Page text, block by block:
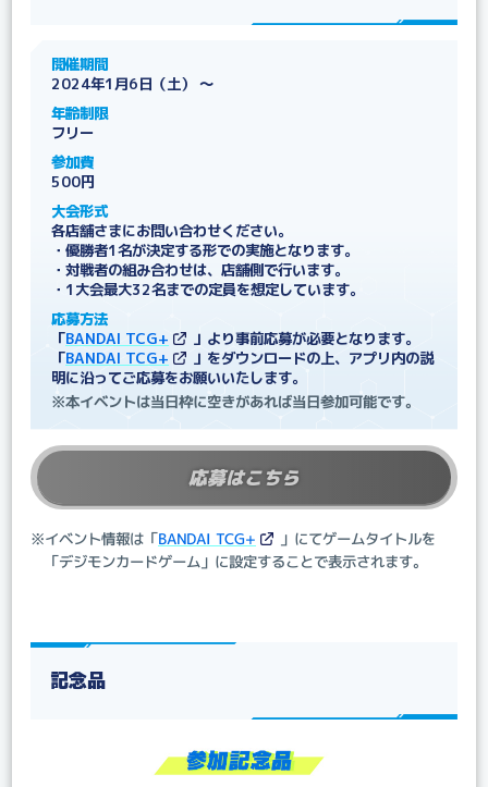
開催期間
2024年1月6日（土） ～
年齢制限
フリー
参加費
500円
大会形式
各店舗さまにお問い合わせください。
・優勝者1名が決定する形での実施となります。
・対戦者の組み合わせは、店舗側で行います。
・1大会最大32名までの定員を想定しています。
応募方法
「BANDAI TCG+
」より事前応募が必要となります。
「BANDAI TCG+
」をダウンロードの上、アプリ内の説
明に沿ってご応募をお願いいたします。
※本イベントは当日枠に空きがあれば当日参加可能です。
応募はこちら
※イベント情報は「BANDAI TCG+ 」にてゲームタイトルを
「デジモンカードゲーム」に設定することで表示されます。
記念品